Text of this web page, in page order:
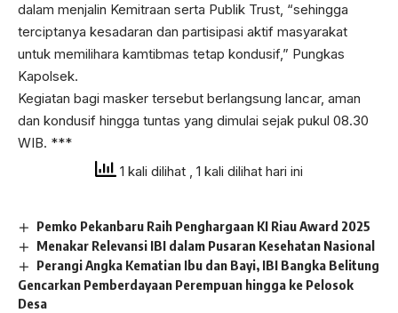
dalam menjalin Kemitraan serta Publik Trust, “sehingga
terciptanya kesadaran dan partisipasi aktif masyarakat
untuk memilihara kamtibmas tetap kondusif,” Pungkas
Kapolsek.
Kegiatan bagi masker tersebut berlangsung lancar, aman
dan kondusif hingga tuntas yang dimulai sejak pukul 08.30
WIB. ***
1 kali dilihat , 1 kali dilihat hari ini
Pemko Pekanbaru Raih Penghargaan KI Riau Award 2025
Menakar Relevansi IBI dalam Pusaran Kesehatan Nasional
Perangi Angka Kematian Ibu dan Bayi, IBI Bangka Belitung
Gencarkan Pemberdayaan Perempuan hingga ke Pelosok
Desa